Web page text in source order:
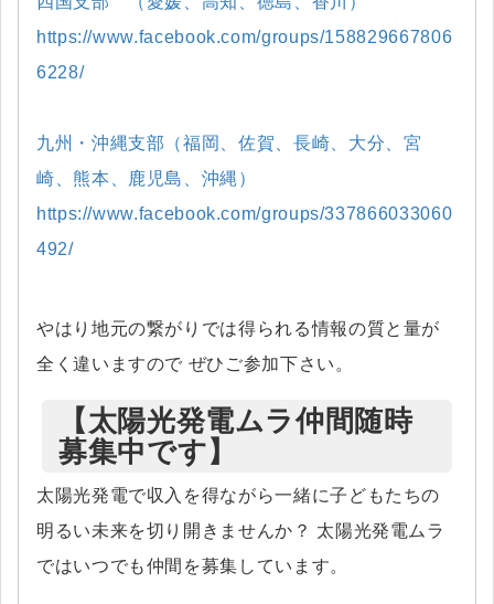
https://www.facebook.com/groups/158829667806
6228/
九州・沖縄支部（福岡、佐賀、長崎、大分、宮
崎、熊本、鹿児島、沖縄）
https://www.facebook.com/groups/337866033060
492/
やはり地元の繋がりでは得られる情報の質と量が
全く違いますので ぜひご参加下さい。
【太陽光発電ムラ仲間随時
募集中です】
太陽光発電で収入を得ながら一緒に子どもたちの
明るい未来を切り開きませんか？ 太陽光発電ムラ
ではいつでも仲間を募集しています。